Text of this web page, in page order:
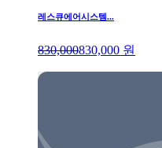
레스큐에어시스템...
830,000830,000 원